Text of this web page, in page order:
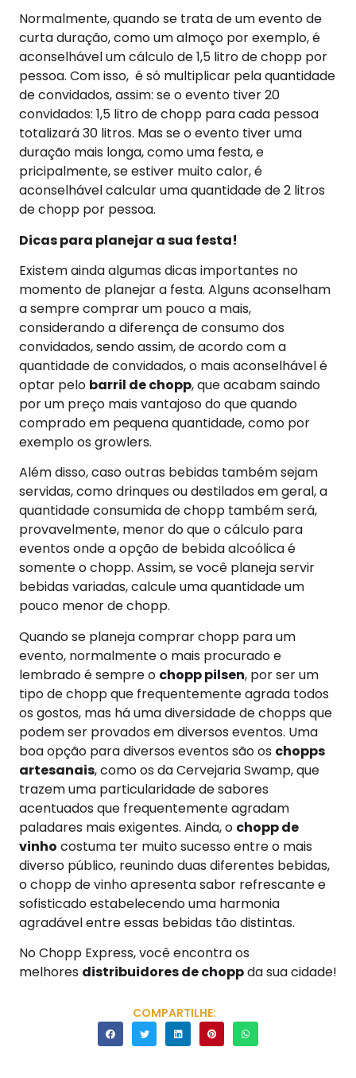
Normalmente, quando se trata de um evento de
curta duração, como um almoço por exemplo, é
aconselhável um cálculo de 1,5 litro de chopp por
pessoa. Com isso, é só multiplicar pela quantidade
de convidados, assim: se o evento tiver 20
convidados: 1,5 litro de chopp para cada pessoa
totalizará 30 litros. Mas se o evento tiver uma
duração mais longa, como uma festa, e
pricipalmente, se estiver muito calor, é
aconselhável calcular uma quantidade de 2 litros
de chopp por pessoa.
Dicas para planejar a sua festa!
Existem ainda algumas dicas importantes no
momento de planejar a festa. Alguns aconselham
a sempre comprar um pouco a mais,
considerando a diferença de consumo dos
convidados, sendo assim, de acordo com a
quantidade de convidados, o mais aconselhável é
optar pelo barril de chopp, que acabam saindo
por um preço mais vantajoso do que quando
comprado em pequena quantidade, como por
exemplo os growlers.
Além disso, caso outras bebidas também sejam
servidas, como drinques ou destilados em geral, a
quantidade consumida de chopp também será,
provavelmente, menor do que o cálculo para
eventos onde a opção de bebida alcoólica é
somente o chopp. Assim, se você planeja servir
bebidas variadas, calcule uma quantidade um
pouco menor de chopp.
Quando se planeja comprar chopp para um
evento, normalmente o mais procurado e
lembrado é sempre o chopp pilsen, por ser um
tipo de chopp que frequentemente agrada todos
os gostos, mas há uma diversidade de chopps que
podem ser provados em diversos eventos. Uma
boa opção para diversos eventos são os chopps
artesanais, como os da Cervejaria Swamp, que
trazem uma particularidade de sabores
acentuados que frequentemente agradam
paladares mais exigentes. Ainda, o chopp de
vinho costuma ter muito sucesso entre o mais
diverso público, reunindo duas diferentes bebidas,
o chopp de vinho apresenta sabor refrescante e
sofisticado estabelecendo uma harmonia
agradável entre essas bebidas tão distintas.
No Chopp Express, você encontra os
melhores distribuidores de choppda sua cidade!
COMPARTILHE: